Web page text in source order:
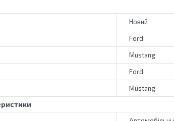
Новий
Ford
Mustang
Ford
Mustang